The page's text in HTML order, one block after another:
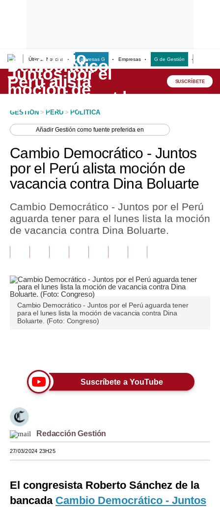
Últimas Noticias Empresas G Empresas G de Gestión
Lo último
Peru Quiosco
Economía
Mercados
Política
Finanzas Personales
Inmobiliarias
Plus G
Opinión
Tendencias
Lujo
Viajes
Moda
SUSCRÍBETE
GESTION > PERU > POLITICA
AñadirGestión como fuente preferida en
Cambio Democrático - Juntos
por el Perú alista moción de
vacancia contra Dina Boluarte
Cambio Democrático - Juntos por el Perú
aguarda tener para el lunes lista la moción
de vacancia contra Dina Boluarte.
Cambio Democrático - Juntos por el Perú aguarda tener
para el lunes lista la moción de vacancia contra Dina
Boluarte. (Foto: Congreso)
Suscríbete a YouTube
Redacción Gestión
27/03/2024 23H25
El congresista Roberto Sánchez de la
bancada Cambio Democrático - Juntos